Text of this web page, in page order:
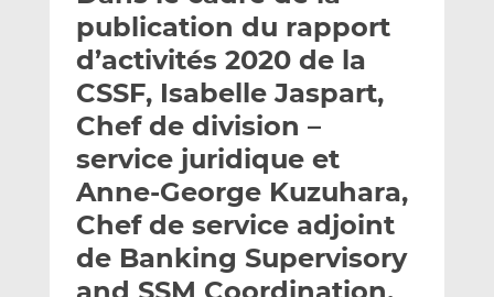
e
p
r
e
m
a
i
g
e
r
s
u
r
L
i
n
k
e
g
e
r
s
u
r
F
a
c
e
b
publication du rapport
d’activités 2020 de la
CSSF, Isabelle Jaspart,
Chef de division –
service juridique et
Anne-George Kuzuhara,
Chef de service adjoint
de Banking Supervisory